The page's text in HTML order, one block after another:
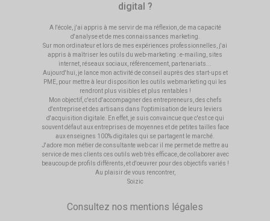
digital ?
A l'école, j'ai appris à me servir de ma réflexion, de ma capacité
d'analyse et de mes connaissances marketing.
Sur mon ordinateur et lors de mes expériences professionnelles, j'ai
appris à maîtriser les outils du web-marketing : e-mailing, sites
internet, réseaux sociaux, référencement, partenariats...
Aujourd'hui, je lance mon activité de conseil auprès des start-ups et
PME, pour mettre à leur disposition les outils webmarketing qui les
rendront plus visibles et plus rentables !
Mon objectif, c'est d'accompagner des entrepreneurs, des chefs
d'entreprise et des artisans dans l'optimisation de leurs leviers
d'acquisition digitale. En effet, je suis convaincue que c'est ce qui
souvent défaut aux entreprises de moyennes et de petites tailles face
aux enseignes 100% digitales qui se partagent le marché.
J'adore mon métier de consultante web car il me permet de mettre au
service de mes clients ces outils web très efficace, de collaborer avec
beaucoup de profils différents, et d'oeuvrer pour des objectifs variés !
Au plaisir de vous rencontrer,
Soizic
Consultez nos mentions légales